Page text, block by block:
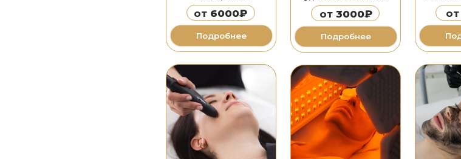
Подробнее
от3500₽
лечение акне
лечене розацеа
Фотодинамическая
терапия
Подробнее
Подробнее
от 3500₽
от
лечение угревой
уменьшение
удаление пигмента
подтяжка кожи
Карбоновый
пилинг
Азотноплазмен-
ное омоложение